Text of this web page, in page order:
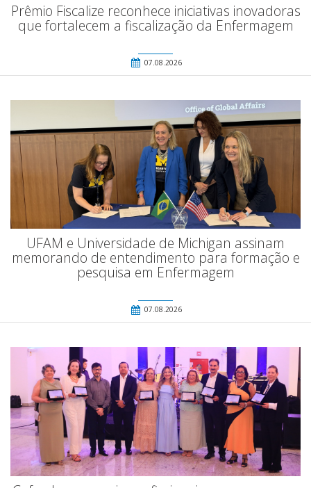
Prêmio Fiscalize reconhece iniciativas inovadoras
que fortalecem a fiscalização da Enfermagem
07.08.2026
UFAM e Universidade de Michigan assinam
memorando de entendimento para formação e
pesquisa em Enfermagem
07.08.2026